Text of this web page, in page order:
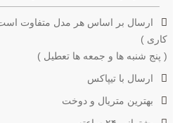
کاری )
( پنج شنبه ها و جمعه ها تعطیل )
ارسال با تیپاکس
بهترین متریال و دوخت